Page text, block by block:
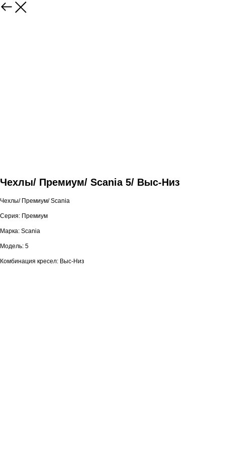
Чехлы/ Премиум/ Scania 5/ Выс-Низ
Чехлы/ Премиум/ Scania
Серия: Премиум
Марка: Scania
Модель: 5
Комбинация кресел: Выс-Низ